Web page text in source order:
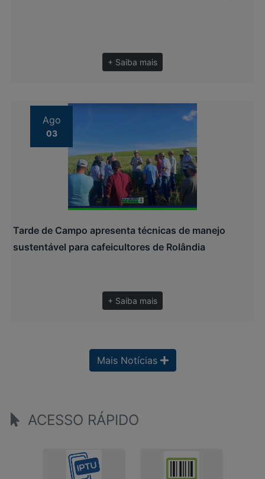
+ Saiba mais
Ago
03
Tarde de Campo apresenta técnicas de manejo
sustentável para cafeicultores de Rolândia
+ Saiba mais
Mais Notícias
ACESSO RÁPIDO